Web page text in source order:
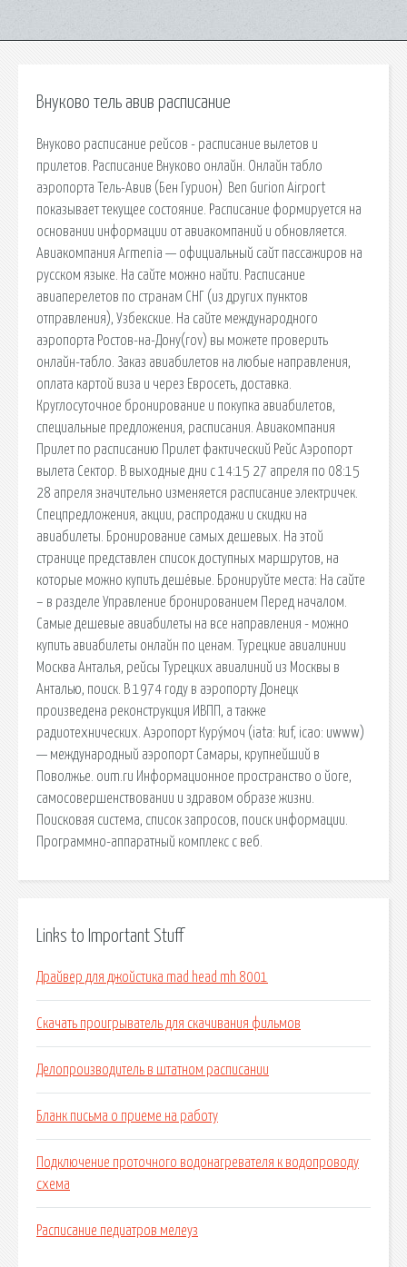
Внуково тель авив расписание
Внуково расписание рейсов - расписание вылетов и
прилетов. Расписание Внуково онлайн. Онлайн табло
аэропорта Тель-Авив (Бен Гурион) ️ Ben Gurion Airport
показывает текущее состояние. Расписание формируется на
основании информации от авиакомпаний и обновляется.
Авиакомпания Armenia — официальный сайт пассажиров на
русском языке. На сайте можно найти. Расписание
авиаперелетов по странам СНГ (из других пунктов
отправления), Узбекские. На сайте международного
аэропорта Ростов-на-Дону(rov) вы можете проверить
онлайн-табло. Заказ авиабилетов на любые направления,
оплата картой виза и через Евросеть, доставка.
Круглосуточное бронирование и покупка авиабилетов,
специальные предложения, расписания. Авиакомпания
Прилет по расписанию Прилет фактический Рейс Аэропорт
вылета Сектор. В выходные дни с 14:15 27 апреля по 08:15
28 апреля значительно изменяется расписание электричек.
Спецпредложения, акции, распродажи и скидки на
авиабилеты. Бронирование самых дешевых. На этой
странице представлен список доступных маршрутов, на
которые можно купить дешёвые. Бронируйте места: На сайте
– в разделе Управление бронированием Перед началом.
Самые дешевые авиабилеты на все направления - можно
купить авиабилеты онлайн по ценам. Турецкие авиалинии
Москва Анталья, рейсы Турецких авиалиний из Москвы в
Анталью, поиск. В 1974 году в аэропорту Донецк
произведена реконструкция ИВПП, а также
радиотехнических. Аэропорт Куру́моч (iata: kuf, icao: uwww)
— международный аэропорт Самары, крупнейший в
Поволжье. oum.ru Информационное пространство о йоге,
самосовершенствовании и здравом образе жизни.
Поисковая сиcтема, список запросов, поиск информации.
Программно-аппаратный комплекс с веб.
Links to Important Stuff
Драйвер для джойстика mad head mh 8001
Скачать проигрыватель для скачивания фильмов
Делопроизводитель в штатном расписании
Бланк письма о приеме на работу
Подключение проточного водонагревателя к водопроводу
схема
Расписание педиатров мелеуз